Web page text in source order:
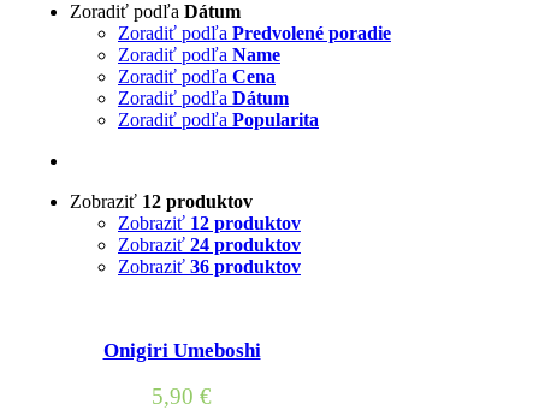
Zoradiť podľa Dátum
Zoradiť podľa Predvolené poradie
Zoradiť podľa Name
Zoradiť podľa Cena
Zoradiť podľa Dátum
Zoradiť podľa Popularita
Zobraziť 12 produktov
Zobraziť 12 produktov
Zobraziť 24 produktov
Zobraziť 36 produktov
Onigiri Umeboshi
5,90 €